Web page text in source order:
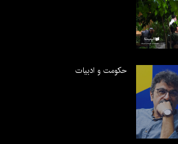
حکومت و ادبیات